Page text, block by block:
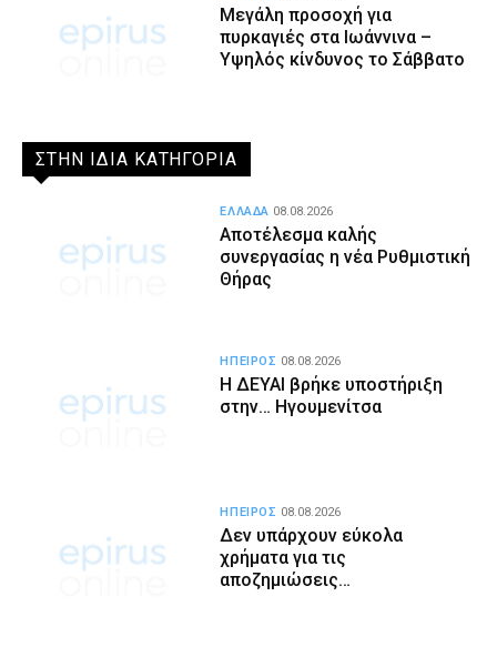
Μεγάλη προσοχή για
πυρκαγιές στα Ιωάννινα –
Υψηλός κίνδυνος το Σάββατο
ΣΤΗΝ ΙΔΙΑ ΚΑΤΗΓΟΡΙΑ
Αποτέλεσμα καλής
συνεργασίας η νέα Ρυθμιστική
Θήρας
ΕΛΛΑΔΑ 08.08.2026
Η ΔΕΥΑΙ βρήκε υποστήριξη
στην… Ηγουμενίτσα
ΗΠΕΙΡΟΣ 08.08.2026
Δεν υπάρχουν εύκολα
χρήματα για τις
αποζημιώσεις…
ΗΠΕΙΡΟΣ 08.08.2026